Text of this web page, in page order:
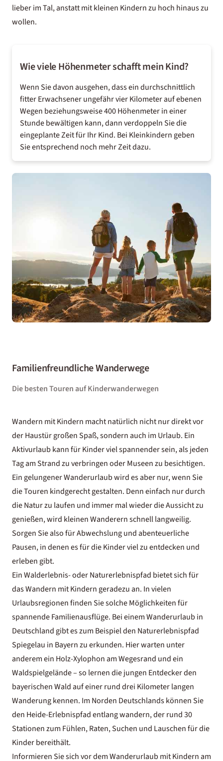
lieber im Tal, anstatt mit kleinen Kindern zu hoch hinaus zu
wollen.
Wie viele Höhenmeter schafft mein Kind?
Wenn Sie davon ausgehen, dass ein durchschnittlich
fitter Erwachsener ungefähr vier Kilometer auf ebenen
Wegen beziehungsweise 400 Höhenmeter in einer
Stunde bewältigen kann, dann verdoppeln Sie die
eingeplante Zeit für Ihr Kind. Bei Kleinkindern geben
Sie entsprechend noch mehr Zeit dazu.
Familienfreundliche Wanderwege
Die besten Touren auf Kinderwanderwegen
Wandern mit Kindern macht natürlich nicht nur direkt vor
der Haustür großen Spaß, sondern auch im Urlaub. Ein
Aktivurlaub kann für Kinder viel spannender sein, als jeden
Tag am Strand zu verbringen oder Museen zu besichtigen.
Ein gelungener Wanderurlaub wird es aber nur, wenn Sie
die Touren kindgerecht gestalten. Denn einfach nur durch
die Natur zu laufen und immer mal wieder die Aussicht zu
genießen, wird kleinen Wanderern schnell langweilig.
Sorgen Sie also für Abwechslung und abenteuerliche
Pausen, in denen es für die Kinder viel zu entdecken und
erleben gibt.
Ein Walderlebnis- oder Naturerlebnispfad bietet sich für
das Wandern mit Kindern geradezu an. In vielen
Urlaubsregionen finden Sie solche Möglichkeiten für
spannende Familienausflüge. Bei einemWanderurlaub in
Deutschland gibt es zum Beispiel den Naturerlebnispfad
Spiegelau in Bayern zu erkunden. Hier warten unter
anderem ein Holz-Xylophon am Wegesrand und ein
Waldspielgelände – so lernen die jungen Entdecker den
bayerischen Wald auf einer rund drei Kilometer langen
Wanderung kennen. Im Norden Deutschlands können Sie
den Heide-Erlebnispfad entlang wandern, der rund 30
Stationen zum Fühlen, Raten, Suchen und Lauschen für die
Kinder bereithält.
Informieren Sie sich vor dem Wanderurlaub mit Kindern am